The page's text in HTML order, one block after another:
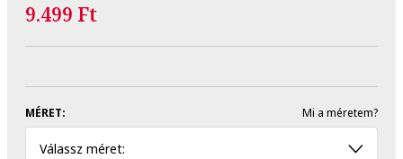
9.499 Ft
MÉRET: Mi a méretem?
Válassz méret: